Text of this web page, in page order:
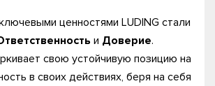
ценностями LUDING стали
и Доверие.
свою устойчивую позицию на
в своих действиях, беря на себя